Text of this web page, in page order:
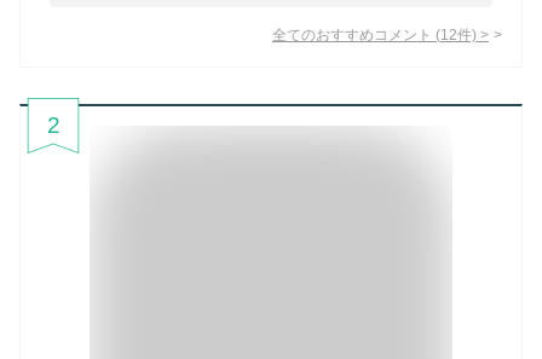
全てのおすすめコメント (12件) >
2